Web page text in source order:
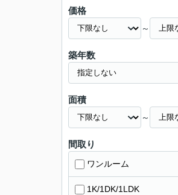
価格
～
築年数
面積
～
間取り
ワンルーム
1K/1DK/1LDK